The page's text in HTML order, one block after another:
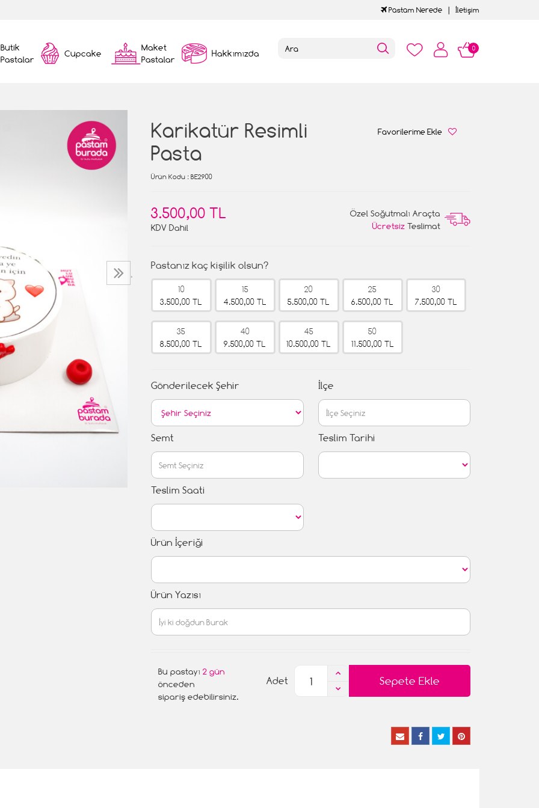
Pastam Nerede İletişim
Butik
Pastalar
Cupcake
Maket
Pastalar
Hakkımızda 0
›
Karikatür Resimli
Pasta
Favorilerime Ekle
Ürün Kodu : BE2900
3.500,00 TL
KDV Dahil
Özel Soğutmalı Araçta
Ücretsiz Teslimat
Pastanız kaç kişilik olsun?
10
3.500,00 TL
15
4.500,00 TL
20
5.500,00 TL
25
6.500,00 TL
30
7.500,00 TL
35
8.500,00 TL
40
9.500,00 TL
45
10.500,00 TL
50
11.500,00 TL
Gönderilecek Şehir İlçe
Semt Teslim Tarihi
Teslim Saati
Ürün İçeriği
Ürün Yazısı
Bu pastayı 2 gün
önceden
sipariş edebilirsiniz.
Sepete Ekle
Adet